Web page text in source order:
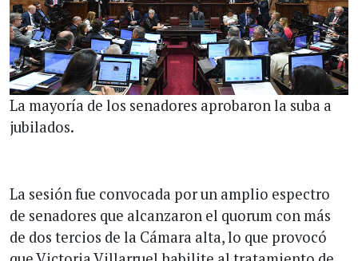
La mayoría de los senadores aprobaron la suba a
jubilados.
La sesión fue convocada por un amplio espectro
de senadores que alcanzaron el quorum con más
de dos tercios de la Cámara alta, lo que provocó